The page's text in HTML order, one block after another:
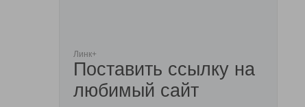
Линк+
Поставить ссылку на
любимый сайт